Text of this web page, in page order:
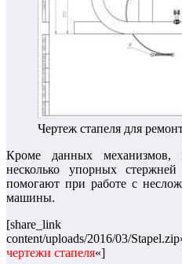
Чертеж стапеля для
Кроме данных механизмов,
несколько упорных
помогают при работе с
машины.
[share_link
content/uploads/2016/03/
чертежи стапеля«]